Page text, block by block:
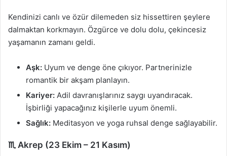
Kendinizi canlı ve özür dilemeden siz hissettiren şeylere
dalmaktan korkmayın. Özgürce ve dolu dolu, çekincesiz
yaşamanın zamanı geldi.
Aşk: Uyum ve denge öne çıkıyor. Partnerinizle
romantik bir akşam planlayın.
Kariyer: Adil davranışlarınız saygı uyandıracak.
İşbirliği yapacağınız kişilerle uyum önemli.
Sağlık: Meditasyon ve yoga ruhsal denge sağlayabilir.
♏ Akrep (23 Ekim – 21 Kasım)